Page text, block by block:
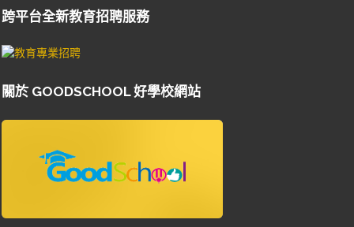
跨平台全新教育招聘服務
關於 GOODSCHOOL 好學校網站